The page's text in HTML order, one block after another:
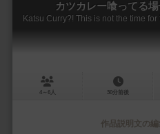
カツカレー喰ってる
4～6人 30分前後
作品説明文の